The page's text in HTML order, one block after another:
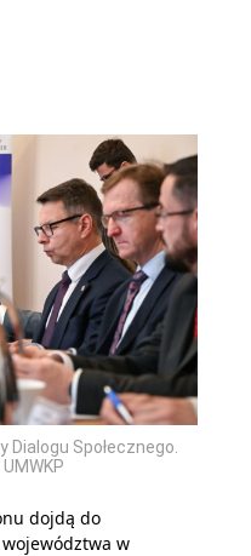
Dialogu Społecznego.
dojdą do
w